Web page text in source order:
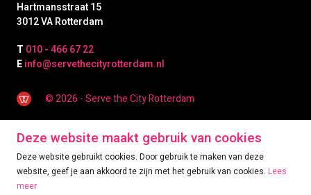
Hartmansstraat 15
3012 VA Rotterdam
T 010 - 466 67 22
Einfo@servethecityrotterdam.nl
© 2026 - Serve the City Rotterdam
Deze website maakt gebruik van cookies
Deze website gebruikt cookies. Door gebruik te maken van deze
website, geef je aan akkoord te zijn met het gebruik van cookies. Lees
meer